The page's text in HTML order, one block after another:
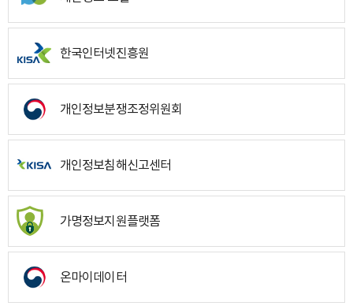
한국인터넷진흥원
개인정보분쟁조정위원회
개인정보침해신고센터
가명정보지원플랫폼
온마이데이터